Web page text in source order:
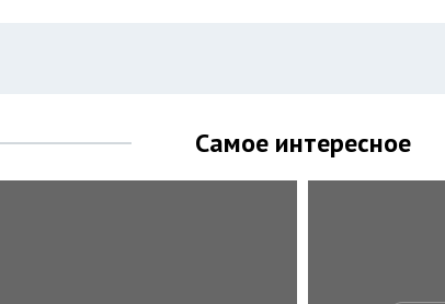
Самое интересное